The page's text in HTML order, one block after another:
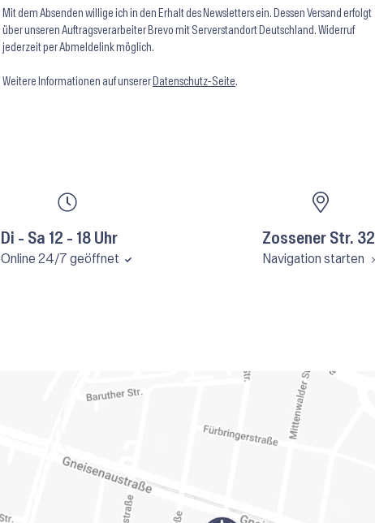
Mit dem Absenden willige ich in den Erhalt des Newsletters ein. Dessen Versand erfolgt
über unseren Auftragsverarbeiter Brevo mit Serverstandort Deutschland. Widerruf
jederzeit per Abmeldelink möglich.
Weitere Informationen auf unserer Datenschutz-Seite.
Di - Sa 12 - 18 Uhr
Online 24/7 geöffnet
Zossener Str. 32
Navigation starten